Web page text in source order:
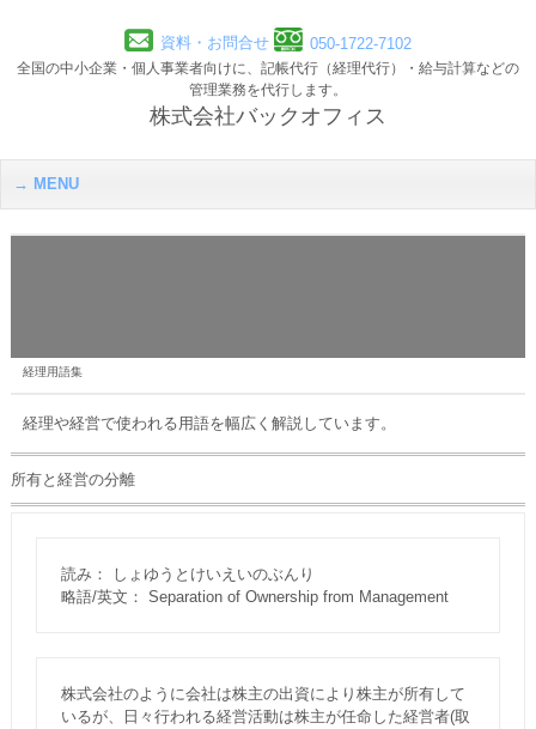
資料・お問合せ 050-1722-7102
全国の中小企業・個人事業者向けに、記帳代行（経理代行）・給与計算などの
管理業務を代行します。
株式会社バックオフィス
MENU
経理用語集
経理や経営で使われる用語を幅広く解説しています。
所有と経営の分離
読み： しょゆうとけいえいのぶんり
略語/英文： Separation of Ownership from Management
株式会社のように会社は株主の出資により株主が所有して
いるが、日々行われる経営活動は株主が任命した経営者(取